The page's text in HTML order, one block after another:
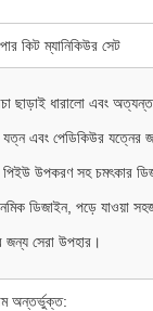
কিট ম্যানিকিউর সেট
ছাড়াই ধারালো এবং
এবং পেডিকিউর যত্নের
পিইউ উপকরণ সহ চমৎকার
ডিজাইন, পড়ে যাওয়া
জন্য সেরা উপহার।
অন্তর্ভুক্ত: